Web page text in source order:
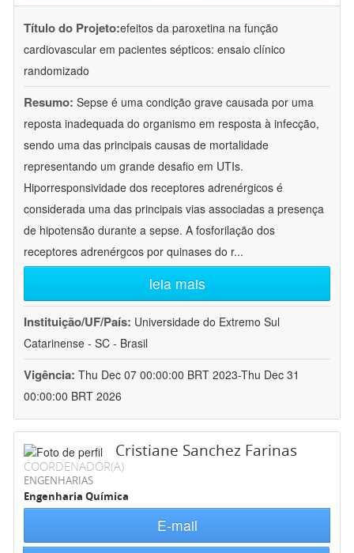
Título do Projeto:efeitos da paroxetina na função
cardiovascular em pacientes sépticos: ensaio clínico
randomizado
Resumo: Sepse é uma condição grave causada por uma
reposta inadequada do organismo em resposta à infecção,
sendo uma das principais causas de mortalidade
representando um grande desafio em UTIs.
Hiporresponsividade dos receptores adrenérgicos é
considerada uma das principais vias associadas a presença
de hipotensão durante a sepse. A fosforilação dos
receptores adrenérgcos por quinases do r...
leia mais
Instituição/UF/País: Universidade do Extremo Sul
Catarinense - SC - Brasil
Vigência: Thu Dec 07 00:00:00 BRT 2023-Thu Dec 31
00:00:00 BRT 2026
Cristiane Sanchez Farinas
COORDENADOR(A)
ENGENHARIAS
Engenharia Química
E-mail